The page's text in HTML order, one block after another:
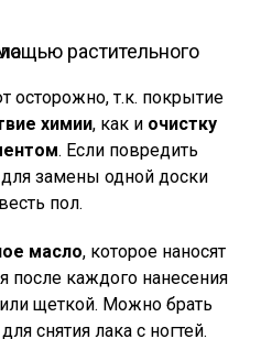
масла
осторожно, т.к. покрытие
химии, как и очистку
. Если повредить
замены одной доски
пол.
масло, которое наносят
после каждого нанесения
или щеткой. Можно брать
снятия лака с ногтей.